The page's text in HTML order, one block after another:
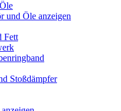
und Öle anzeigen
Fett
Stoßdämpfer